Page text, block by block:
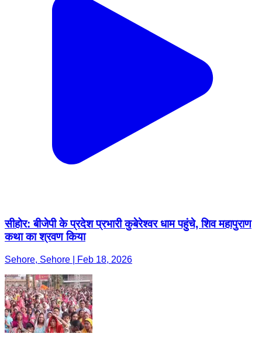
सीहोर: बीजेपी के प्रदेश प्रभारी कुबेरेश्वर धाम पहुंचे, शिव महापुराण
कथा का श्रवण किया
Sehore, Sehore | Feb 18, 2026